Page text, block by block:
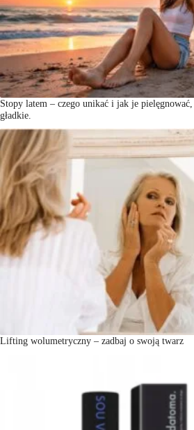
Stopy latem – czego unikać i jak je
gładkie.
Lifting wolumetryczny – zadbaj o swoją twarz